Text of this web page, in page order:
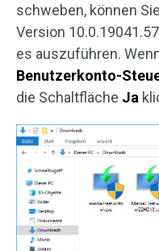
schweben, können
Version
es auszuführen.
Benutzerkonto-
die Schaltfläche Ja